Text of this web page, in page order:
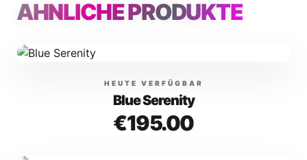
ÄHNLICHE PRODUKTE
HEUTE VERFÜGBAR
Blue Serenity
€195.00